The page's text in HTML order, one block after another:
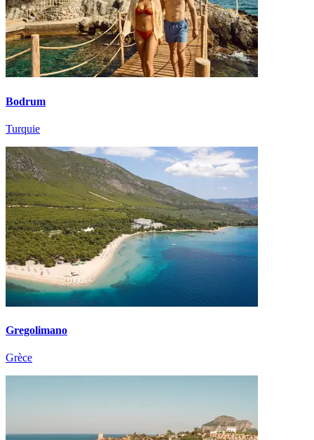
Bodrum
Turquie
Gregolimano
Grèce